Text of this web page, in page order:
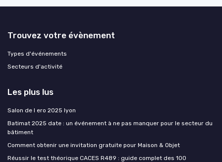
Trouvez votre évènement
Types d'événements
Secteurs d'activité
Les plus lus
Salon de l ero 2025 lyon
Batimat 2025 date : un événement à ne pas manquer pour le secteur du
bâtiment
Comment obtenir une invitation gratuite pour Maison & Objet
Réussir le test théorique CACES R489 : guide complet des 100